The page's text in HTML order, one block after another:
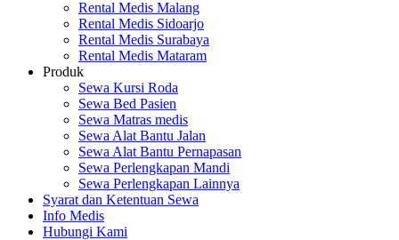
Rental Medis Malang
Rental Medis Sidoarjo
Rental Medis Surabaya
Rental Medis Mataram
Produk
Sewa Kursi Roda
Sewa Bed Pasien
Sewa Matras medis
Sewa Alat Bantu Jalan
Sewa Alat Bantu Pernapasan
Sewa Perlengkapan Mandi
Sewa Perlengkapan Lainnya
Syarat dan Ketentuan Sewa
Info Medis
Hubungi Kami